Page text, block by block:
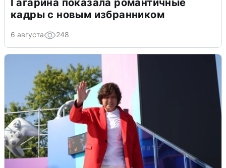
кадры с новым избранником
6 августа 248